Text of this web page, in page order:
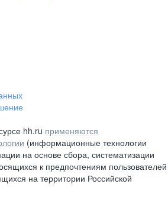
hh.ru применяются
(информационные технологии
на основе сбора, систематизации
к предпочтениям пользователей
на территории Российской